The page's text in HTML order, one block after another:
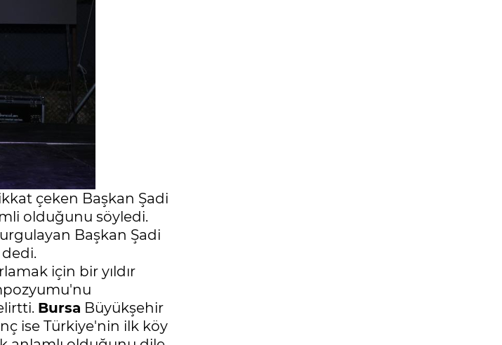
çeken Başkan Şadi
olduğunu söyledi.
Başkan Şadi
için bir yıldır
Bursa Büyükşehir
ise Türkiye'nin ilk köy